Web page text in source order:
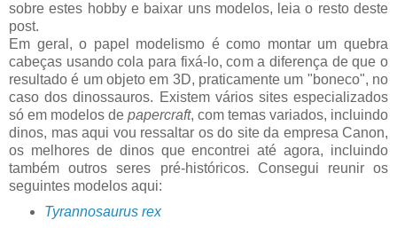
sobre estes hobby e baixar uns modelos, leia o resto deste
post.
Em geral, o papel modelismo é como montar um quebra
cabeças usando cola para fixá-lo, com a diferença de que o
resultado é um objeto em 3D, praticamente um "boneco", no
caso dos dinossauros. Existem vários sites especializados
só em modelos de papercraft, com temas variados, incluindo
dinos, mas aqui vou ressaltar os do site da empresa Canon,
os melhores de dinos que encontrei até agora, incluindo
também outros seres pré-históricos. Consegui reunir os
seguintes modelos aqui:
Tyrannosaurus rex